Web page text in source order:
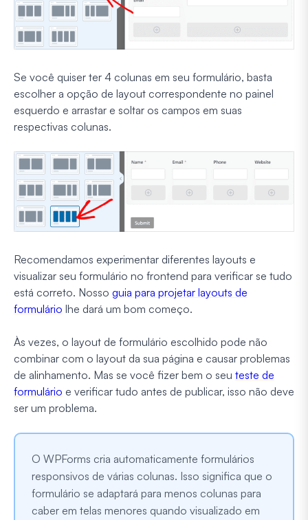
Se você quiser ter 4 colunas em seu formulário, basta
escolher a opção de layout correspondente no painel
esquerdo e arrastar e soltar os campos em suas
respectivas colunas.
Recomendamos experimentar diferentes layouts e
visualizar seu formulário no frontend para verificar se tudo
está correto. Nosso guia para projetar layouts de
formulário lhe dará um bom começo.
Às vezes, o layout de formulário escolhido pode não
combinar com o layout da sua página e causar problemas
de alinhamento. Mas se você fizer bem o seu teste de
formulário e verificar tudo antes de publicar, isso não deve
ser um problema.
O WPForms cria automaticamente formulários
responsivos de várias colunas. Isso significa que o
formulário se adaptará para menos colunas para
caber em telas menores quando visualizado em